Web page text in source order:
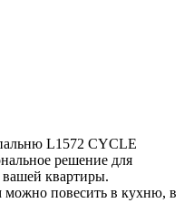
L1572 CYCLE
решение для
квартиры.
можно повесить в кухню, в